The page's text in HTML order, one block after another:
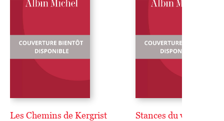
Les Chemins de Kergrist Stances du verbe